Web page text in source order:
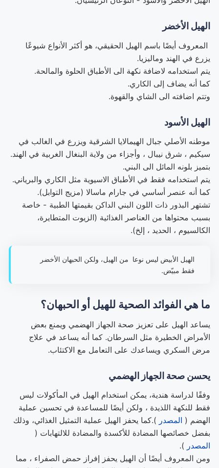
الهيل الأخضر
المعروف أيضًا باسم الهيل الحقيقي، هو أكثر الأنواع شيوعًا
يزرع في الهند وماليزيا.
يتم استخدامه لاضافة نكهة الى الأطباق الحلوة والمالحة.
كما أنه يضاف إلى الكاري.
وتتم اضافته الى الشاي والقهوة.
الهيل الأسود
موطنه الأصلي جبال الهيمالايا الشرقية ويزرع في الغالب في
سيكيم ، شرق نيبال ، وأجزاء من ولاية البنغال الغربية في الهند.
بتميز بلونه المائل الى البني.
يتم استخدامه فقط في الأطباق الاسيوية مثل الكاري والبرياني.
كما أنه عنصر أساسي في جارام ماسالا (مزيج التوابل).
تشتهر البذور ذات اللون البني الداكن بقيمتها الطبية - خاصة
بسبب محتواها من العناصر الغذائية (الزيوت المتطايرة،
الكالسيوم ، الحديد ، إلخ).
الهيل الأبيض ليس نوعا من الهيل، ولكن الحبهان الأخضر
فقط مبيّض.
ما هي الفوائد الصحية للهيل أو الحبهان؟
يساعد الهيل على تعزيز صحة الجهاز الهضمي ويمنع بعض
الأمراض الخطيرة مثل السرطان. كما أنه يساعد في علاج
مرض السكري ويساعدك على التعامل مع الاكتئاب.
يحسن صحة الجهاز الهضمي
وفقًا لدراسة هندية، يمكن استخدام الهيل في المأكولات ليس
فقط للنكهة اللذيدة ، ولكن أيضًا للمساعدة في تحسين عملية
الهضم ( المصدر ).كما يحفز الهيل عملية التمثيل الغذائي، وذلك
بفضل خصائصها المضادة للأكسدة والمضادة للالتهابات (
المصدر ).
ومن المعروف أيضًا أن الهيل يحفز إفراز حمض الصفراء ، مما